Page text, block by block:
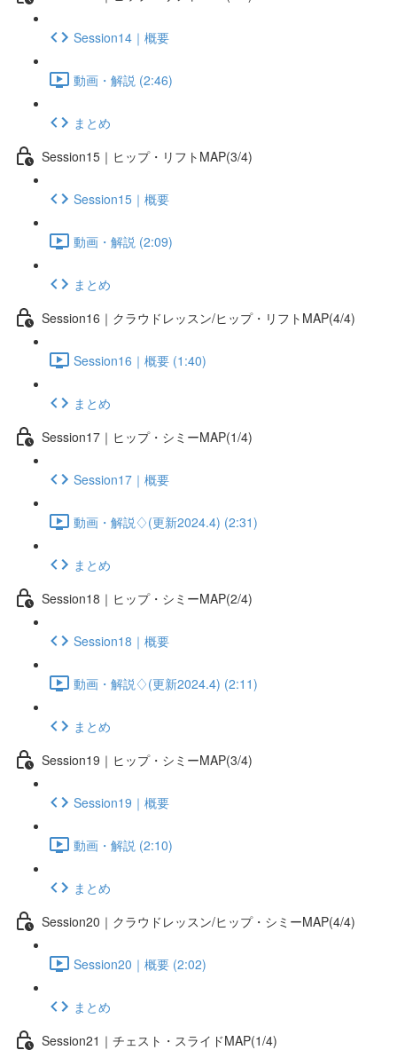
Session14｜概要
動画・解説 (2:46)
まとめ
Session15｜ヒップ・リフトMAP(3/4)
Session15｜概要
動画・解説 (2:09)
まとめ
Session16｜クラウドレッスン/ヒップ・リフトMAP(4/4)
Session16｜概要 (1:40)
まとめ
Session17｜ヒップ・シミーMAP(1/4)
Session17｜概要
動画・解説♢(更新2024.4) (2:31)
まとめ
Session18｜ヒップ・シミーMAP(2/4)
Session18｜概要
動画・解説♢(更新2024.4) (2:11)
まとめ
Session19｜ヒップ・シミーMAP(3/4)
Session19｜概要
動画・解説 (2:10)
まとめ
Session20｜クラウドレッスン/ヒップ・シミーMAP(4/4)
Session20｜概要 (2:02)
まとめ
Session21｜チェスト・スライドMAP(1/4)